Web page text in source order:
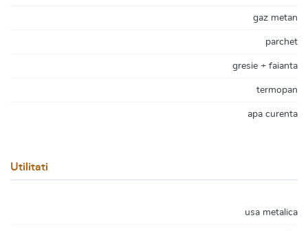
gaz metan
parchet
gresie + faianta
termopan
apa curenta
Utilitati
usa metalica